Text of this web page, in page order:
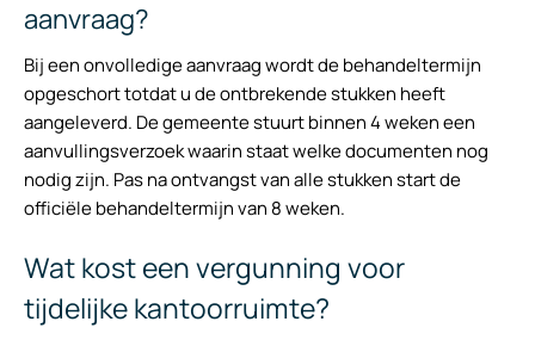
aanvraag?
Bij een onvolledige aanvraag wordt de behandeltermijn
opgeschort totdat u de ontbrekende stukken heeft
aangeleverd. De gemeente stuurt binnen 4 weken een
aanvullingsverzoek waarin staat welke documenten nog
nodig zijn. Pas na ontvangst van alle stukken start de
officiële behandeltermijn van 8 weken.
Wat kost een vergunning voor
tijdelijke kantoorruimte?